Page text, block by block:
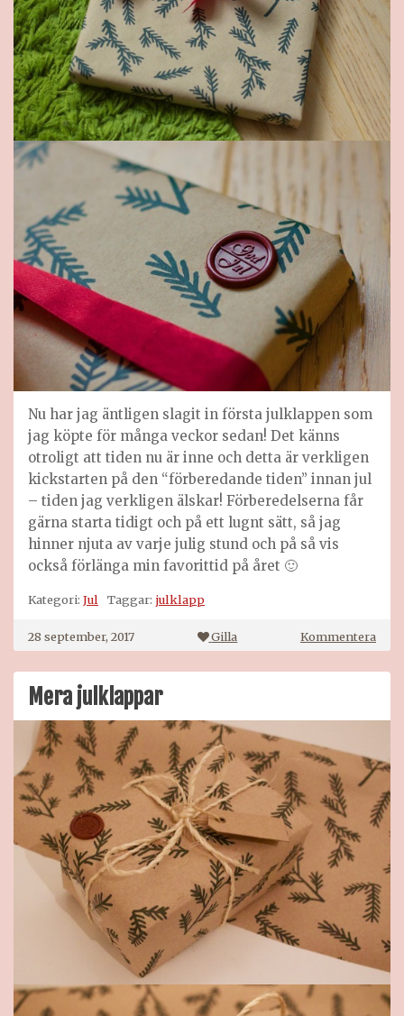
Nu har jag äntligen slagit in första julklappen som
jag köpte för många veckor sedan! Det känns
otroligt att tiden nu är inne och detta är verkligen
kickstarten på den “förberedande tiden” innan jul
– tiden jag verkligen älskar! Förberedelserna får
gärna starta tidigt och på ett lugnt sätt, så jag
hinner njuta av varje julig stund och på så vis
också förlänga min favorittid på året 🙂
Kategori: Jul Taggar: julklapp
28 september, 2017 Gilla Kommenterapå
Mera julklappar